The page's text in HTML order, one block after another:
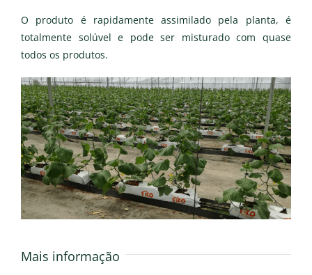
O produto é rapidamente assimilado pela planta, é
totalmente solúvel e pode ser misturado com quase
todos os produtos.
Mais informação